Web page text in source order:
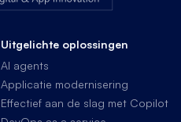
Uitgelichte oplossingen
AI agents
Applicatie modernisering
Effectief aan de slag met Copilot